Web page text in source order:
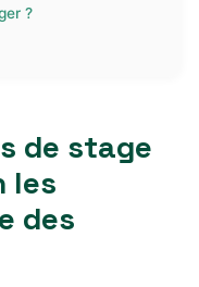
?
de stage
les
des